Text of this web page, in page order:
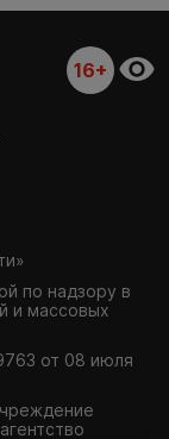
16+
по надзору в
и массовых
от 08 июля